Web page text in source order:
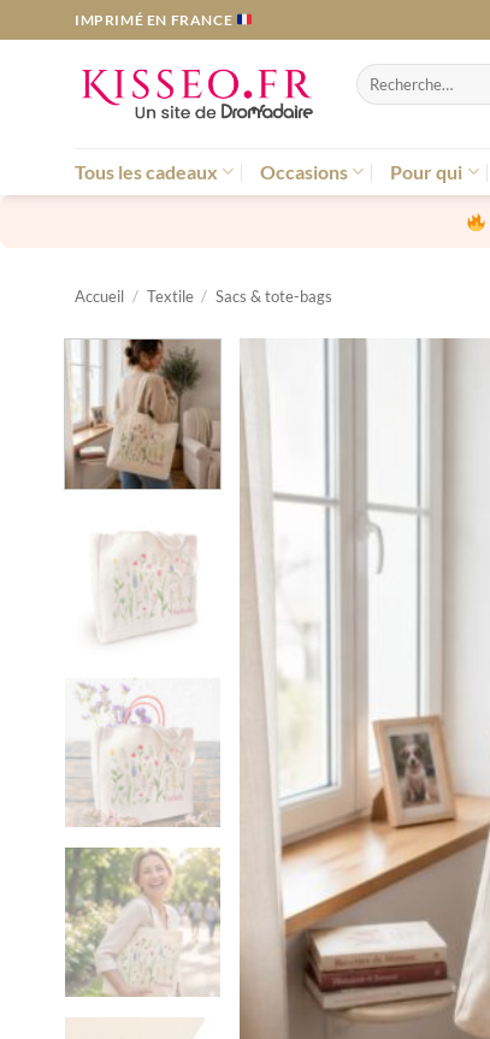
au
IMPRIMÉ EN FRANCE
Recherche
pour :
Tous les cadeaux Occasions Pour qui
Accueil / Textile / Sacs & tote-bags